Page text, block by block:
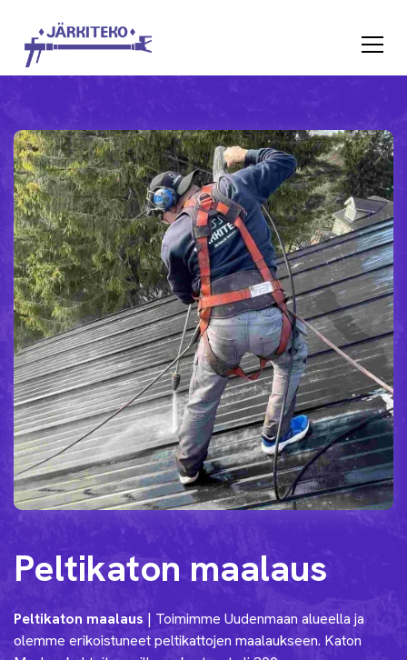
Peltikaton maalaus
Peltikaton maalaus | Toimimme Uudenmaan alueella ja
olemme erikoistuneet peltikattojen maalaukseen. Katon